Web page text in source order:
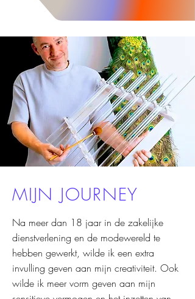
MIJN JOURNEY
Na meer dan 18 jaar in de zakelijke
dienstverlening en de modewereld te
hebben gewerkt, wilde ik een extra
invulling geven aan mijn creativiteit. Ook
wilde ik meer vorm geven aan mijn